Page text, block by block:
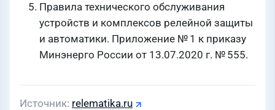
Правила технического обслуживания
устройств и комплексов релейной защиты
и автоматики. Приложение № 1 к приказу
Минэнерго России от 13.07.2020 г. № 555.
Источник relematika.ru